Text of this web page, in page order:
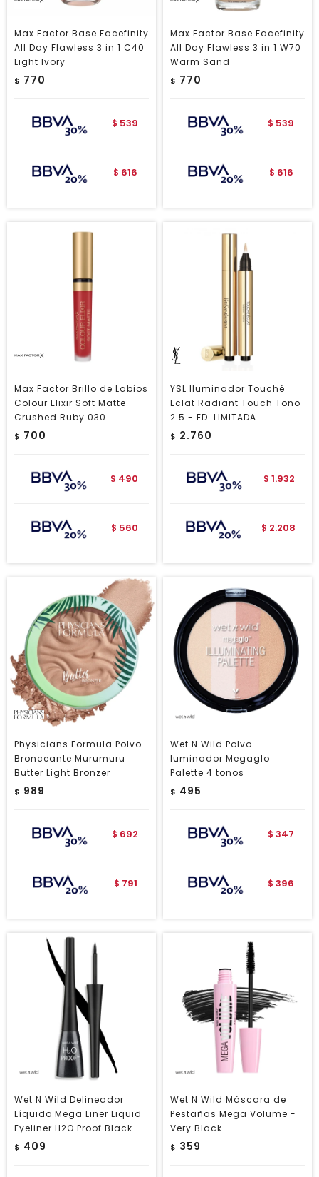
Max Factor Base Facefinity
All Day Flawless 3 in 1 C40
Light Ivory
$ 770
$ 539
$ 616
Max Factor Base Facefinity
All Day Flawless 3 in 1 W70
Warm Sand
$ 770
$ 539
$ 616
Max Factor Brillo de Labios
Colour Elixir Soft Matte
Crushed Ruby 030
$ 700
$ 490
$ 560
YSL Iluminador Touché
Eclat Radiant Touch Tono
2.5 - ED. LIMITADA
$ 2.760
$ 1.932
$ 2.208
Physicians Formula Polvo
Bronceante Murumuru
Butter Light Bronzer
$ 989
$ 692
$ 791
Wet N Wild Polvo
Iuminador Megaglo
Palette 4 tonos
$ 495
$ 347
$ 396
Wet N Wild Delineador
Líquido Mega Liner Liquid
Eyeliner H2O Proof Black
$ 409
Wet N Wild Máscara de
Pestañas Mega Volume -
Very Black
$ 359